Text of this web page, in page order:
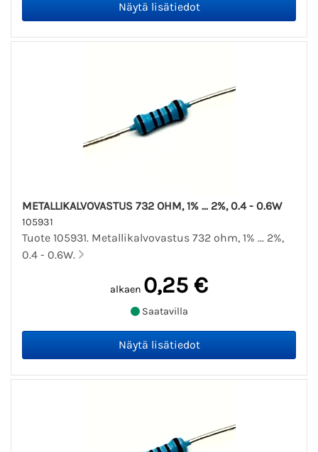
METALLIKALVOVASTUS 732 OHM, 1% ... 2%, 0.4 - 0.6W
105931
Tuote 105931. Metallikalvovastus 732 ohm, 1% ... 2%,
0.4 - 0.6W.
alkaen 0,25 €
Saatavilla